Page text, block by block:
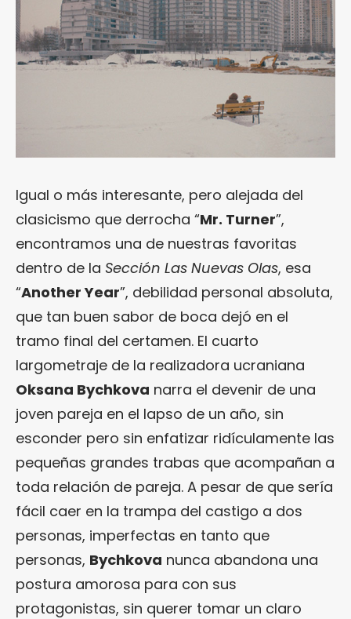
Igual o más interesante, pero alejada del
clasicismo que derrocha “Mr. Turner”,
encontramos una de nuestras favoritas
dentro de la Sección Las Nuevas Olas, esa
“Another Year”, debilidad personal absoluta,
que tan buen sabor de boca dejó en el
tramo final del certamen. El cuarto
largometraje de la realizadora ucraniana
Oksana Bychkova narra el devenir de una
joven pareja en el lapso de un año, sin
esconder pero sin enfatizar ridículamente las
pequeñas grandes trabas que acompañan a
toda relación de pareja. A pesar de que sería
fácil caer en la trampa del castigo a dos
personas, imperfectas en tanto que
personas, Bychkova nunca abandona una
postura amorosa para con sus
protagonistas, sin querer tomar un claro